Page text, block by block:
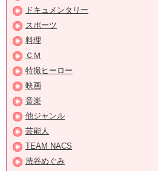
ドキュメンタリー
スポーツ
料理
ＣＭ
特撮ヒーロー
映画
音楽
他ジャンル
芸能人
TEAM NACS
渋谷めぐみ